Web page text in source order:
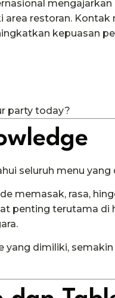
restoran. Kontak
kepuasan
party today?
seluruh menu yang
memasak, rasa,
penting terutama di
yang dimiliki,